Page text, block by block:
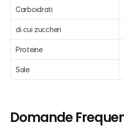
Carboidrati
di cui zuccheri
Proteine
Sale
Domande